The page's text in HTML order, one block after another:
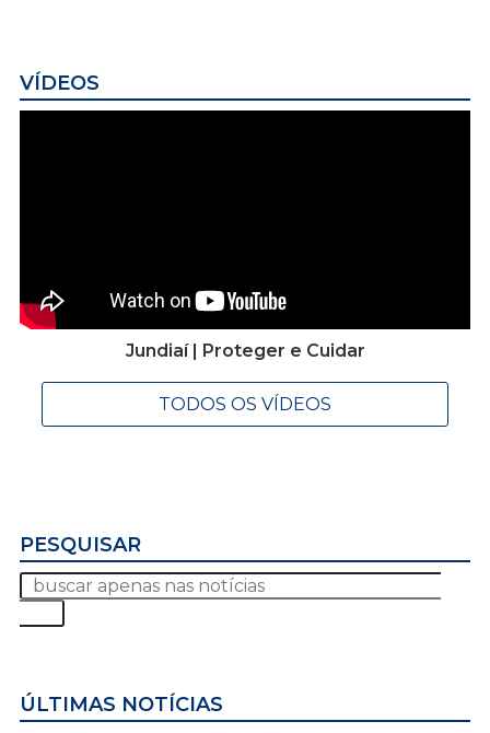
VÍDEOS
Jundiaí | Proteger e Cuidar
TODOS OS VÍDEOS
PESQUISAR
ÚLTIMAS NOTÍCIAS